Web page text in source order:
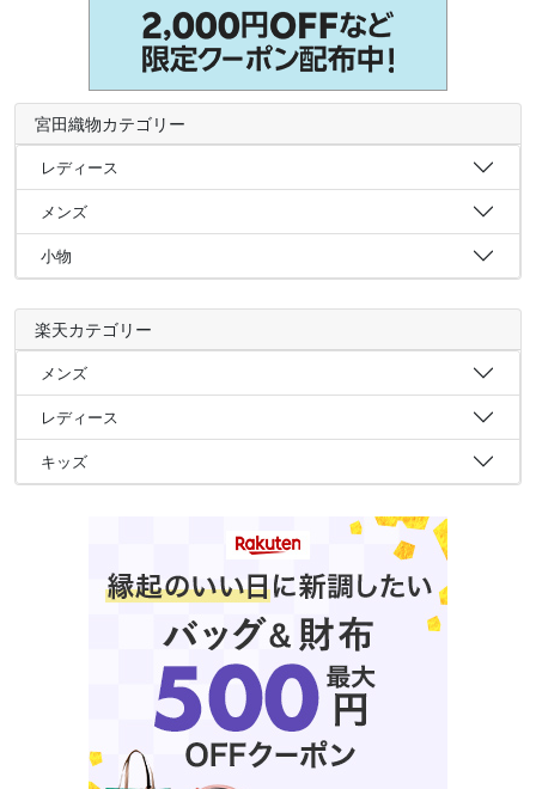
宮田織物カテゴリー
レディース
メンズ
小物
楽天カテゴリー
メンズ
レディース
キッズ